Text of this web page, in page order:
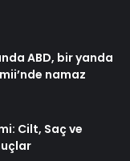
ABD, bir yanda
namaz
Cilt, Saç ve